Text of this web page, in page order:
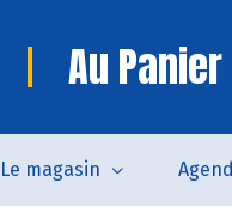
Au
Le magasin